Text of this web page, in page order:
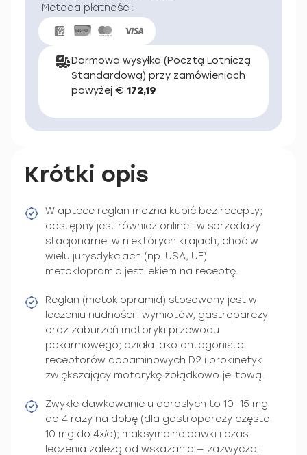
Metoda płatności:
Darmowa wysyłka (Pocztą Lotniczą
Standardową) przy zamówieniach
powyżej € 172,19
Krótki opis
W aptece reglan można kupić bez recepty;
dostępny jest również online i w sprzedaży
stacjonarnej w niektórych krajach, choć w
wielu jurysdykcjach (np. USA, UE)
metoklopramid jest lekiem na receptę.
Reglan (metoklopramid) stosowany jest w
leczeniu nudności i wymiotów, gastroparezy
oraz zaburzeń motoryki przewodu
pokarmowego; działa jako antagonista
receptorów dopaminowych D2 i prokinetyk
zwiększający motorykę żołądkowo‑jelitową.
Zwykłe dawkowanie u dorosłych to 10–15 mg
do 4 razy na dobę (dla gastroparezy często
10 mg do 4x/d); maksymalne dawki i czas
leczenia zależą od wskazania — zazwyczaj